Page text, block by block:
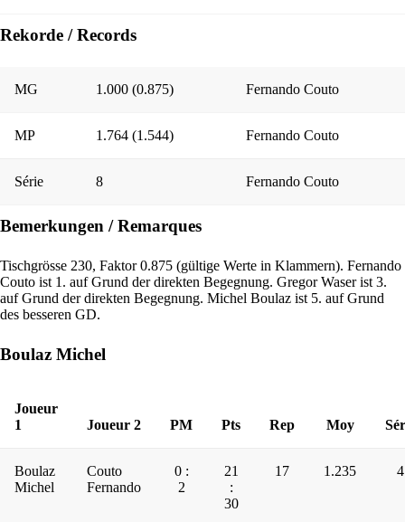
Rekorde / Records
MG 1.000 (0.875) Fernando Couto
MP 1.764 (1.544) Fernando Couto
Série 8 Fernando Couto
Bemerkungen / Remarques
Tischgrösse 230, Faktor 0.875 (gültige Werte in Klammern). Fernando
Couto ist 1. auf Grund der direkten Begegnung. Gregor Waser ist 3.
auf Grund der direkten Begegnung. Michel Boulaz ist 5. auf Grund
des besseren GD.
Boulaz Michel
Joueur
1
Joueur 2 PM Pts Rep Moy
Boulaz
Michel
Couto
Fernando
0 :
2
21
:
30
17 1.235 4